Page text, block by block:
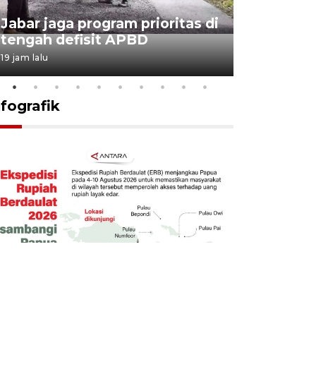
Jabar jaga program prioritas di
tengah defisit APBD
19 jam lalu